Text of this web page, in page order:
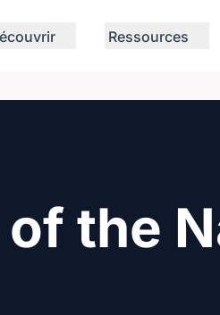
Ressources
the